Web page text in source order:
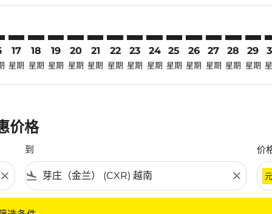
17
星期
18
星期
19
星期
20
星期
21
星期
22
星期
23
星期
24
星期
25
星期
26
星期
27
星期
28
星期
29
星期
价格
到
flight_land close
价
元